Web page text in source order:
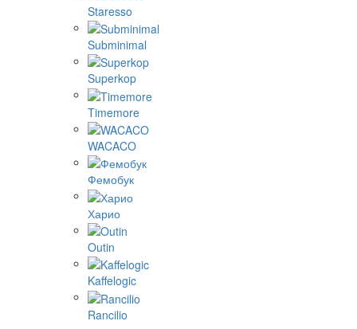
Staresso
Subminimal
Superkop
Timemore
WACACO
Фемобук
Харио
Outin
Kaffelogic
Rancilio